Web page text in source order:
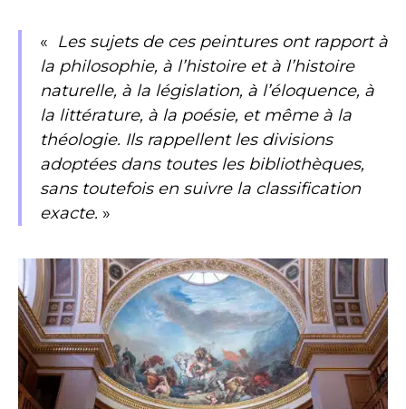
« Les sujets de ces peintures ont rapport à
la philosophie, à l’histoire et à l’histoire
naturelle, à la législation, à l’éloquence, à
la littérature, à la poésie, et même à la
théologie. Ils rappellent les divisions
adoptées dans toutes les bibliothèques,
sans toutefois en suivre la classification
exacte. »